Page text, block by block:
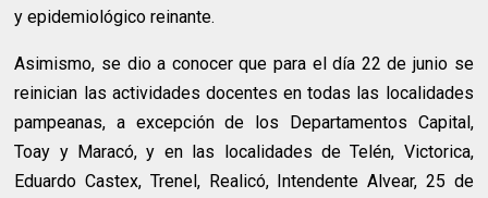
y epidemiológico reinante.
Asimismo, se dio a conocer que para el día 22 de junio se
reinician las actividades docentes en todas las localidades
pampeanas, a excepción de los Departamentos Capital,
Toay y Maracó, y en las localidades de Telén, Victorica,
Eduardo Castex, Trenel, Realicó, Intendente Alvear, 25 de